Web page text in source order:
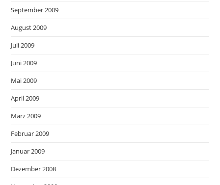
September 2009
August 2009
Juli 2009
Juni 2009
Mai 2009
April 2009
März 2009
Februar 2009
Januar 2009
Dezember 2008